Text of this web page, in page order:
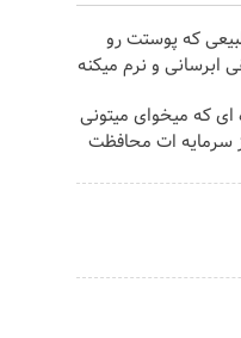
که پوستت رو
ابرسانی و نرم میکنه
ای که میخوای میتونی
سرمایه ات محافظت